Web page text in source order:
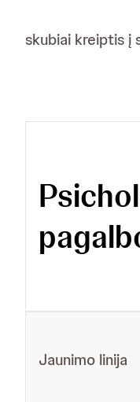
skubiai kreiptis į
Jaunimo linija